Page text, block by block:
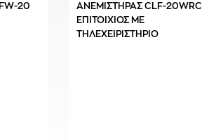
20
ΑΝΕΜΙΣΤΗΡΑΣ CLF-20WRC
ΕΠΙΤΟΙΧΙΟΣ ΜΕ
ΤΗΛΕΧΕΙΡΙΣΤΗΡΙΟ